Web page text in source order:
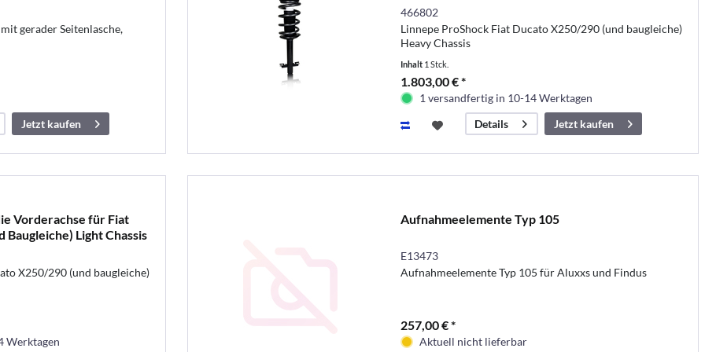
gerader Seitenlasche,
Jetzt kaufen
466802
Linnepe ProShock Fiat Ducato X250/290 (und baugleiche)
Heavy Chassis
Inhalt 1 Stck.
1.803,00 € *
1 versandfertig in 10-14 Werktagen
Details
Jetzt kaufen
Vorderachse für Fiat
Light Chassis
X250/290 (und baugleiche)
Werktagen
Aufnahmeelemente Typ 105
E13473
Aufnahmeelemente Typ 105 für Aluxxs und Findus
257,00 € *
Aktuell nicht lieferbar